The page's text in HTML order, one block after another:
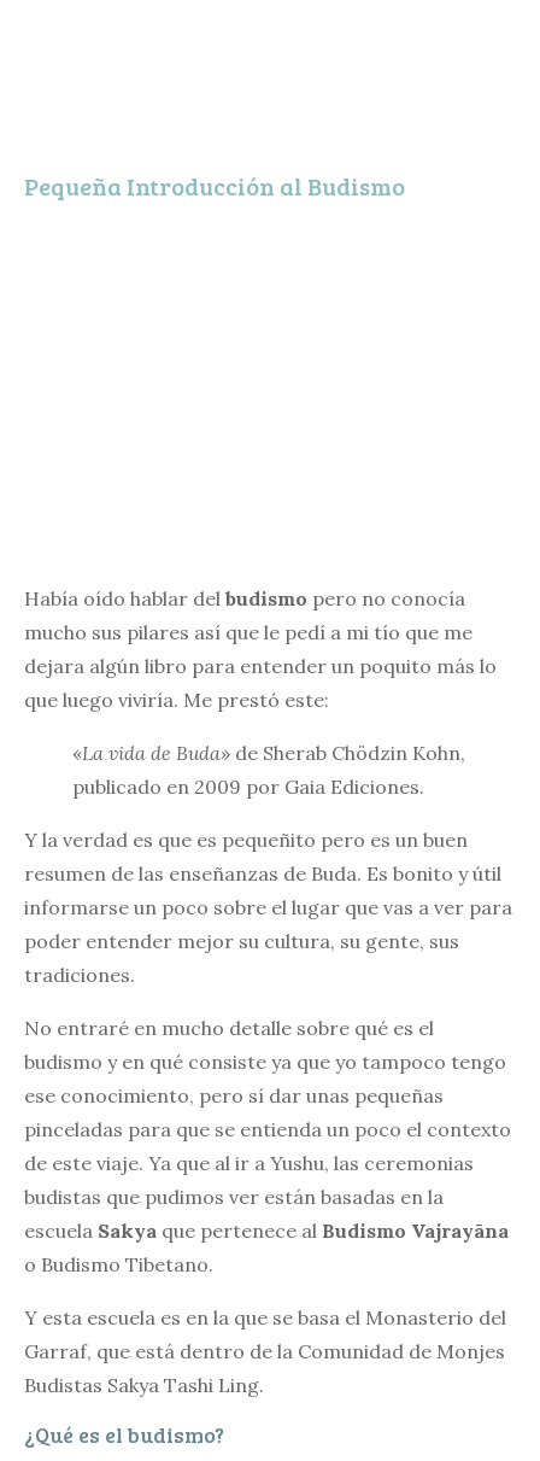
Pequeña Introducción al Budismo
Había oído hablar del budismo pero no conocía
mucho sus pilares así que le pedí a mi tío que me
dejara algún libro para entender un poquito más lo
que luego viviría. Me prestó este:
«La vida de Buda» de Sherab Chödzin Kohn,
publicado en 2009 por Gaia Ediciones.
Y la verdad es que es pequeñito pero es un buen
resumen de las enseñanzas de Buda. Es bonito y útil
informarse un poco sobre el lugar que vas a ver para
poder entender mejor su cultura, su gente, sus
tradiciones.
No entraré en mucho detalle sobre qué es el
budismo y en qué consiste ya que yo tampoco tengo
ese conocimiento, pero sí dar unas pequeñas
pinceladas para que se entienda un poco el contexto
de este viaje. Ya que al ir a Yushu, las ceremonias
budistas que pudimos ver están basadas en la
escuela Sakya que pertenece al Budismo Vajrayāna
o Budismo Tibetano.
Y esta escuela es en la que se basa el Monasterio del
Garraf, que está dentro de la Comunidad de Monjes
Budistas Sakya Tashi Ling.
¿Qué es el budismo?